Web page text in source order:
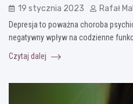
19 stycznia 2023 Rafał
Depresja to poważna choroba
negatywny wpływ na codzienne
Czytaj dalej